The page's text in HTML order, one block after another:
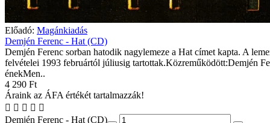
Előadó: Magánkiadás
Demjén Ferenc - Hat (CD)
Demjén Ferenc sorban hatodik nagylemeze a Hat címet kapta. A
felvételei 1993 februártól júliusig tartottak.Közreműködött:Demjén
énekMen..
4 290 Ft
Áraink az ÁFA értékét tartalmazzák!
Demjén Ferenc - Hat (CD)